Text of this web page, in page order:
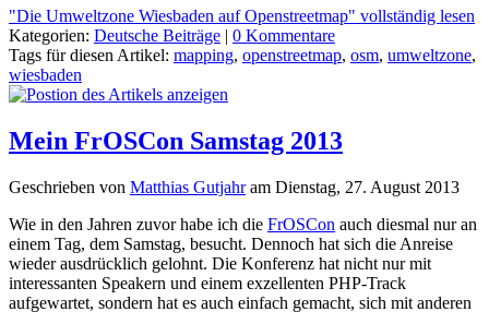
"Die Umweltzone Wiesbaden auf Openstreetmap" vollständig lesen
Kategorien: Deutsche Beiträge | 0 Kommentare
Tags für diesen Artikel: mapping, openstreetmap, osm, umweltzone,
wiesbaden
Mein FrOSCon Samstag 2013
Geschrieben von Matthias Gutjahram Dienstag, 27. August 2013
Wie in den Jahren zuvor habe ich die FrOSCon auch diesmal nur an
einem Tag, dem Samstag, besucht. Dennoch hat sich die Anreise
wieder ausdrücklich gelohnt. Die Konferenz hat nicht nur mit
interessanten Speakern und einem exzellenten PHP-Track
aufgewartet, sondern hat es auch einfach gemacht, sich mit anderen